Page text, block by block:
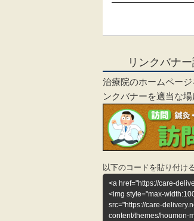
リンクバナ
治療院のホームペー
ンクバナーを適当な場
以下のコードを貼り付け
<a href="https://care-
<img style="max-
src="https://care-
content/themes/houmon-